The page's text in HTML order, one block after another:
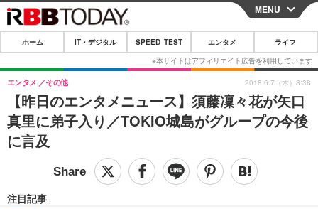
CLOSE
ホーム
IT・デジタル
IT・デジタルTOP スマートフォン
ショッピング その他
SPEED TEST
エンタメ
エンタメTOP 映画・ドラマ
リリース一覧
MENU
ホーム IT・デジタル SPEED TEST エンタメ ライフ
【昨日のエンタメニュース】須藤凜々花が矢口
真里に弟子入り／TOKIO城島がグループの今後
に言及
エンタメ その他
注目記事
2018.6.7（木）8:38